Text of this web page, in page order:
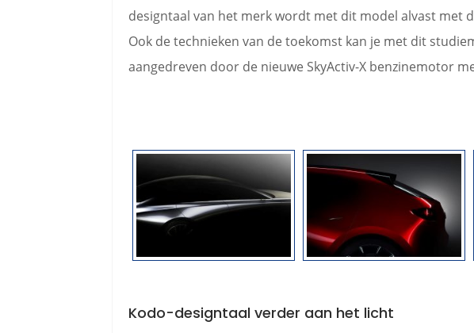
designtaal van het merk wordt met dit model alvast met
Ook de technieken van de toekomst kan je met dit
aangedreven door de nieuwe SkyActiv-X benzinemotor
Kodo-designtaal verder aan het licht